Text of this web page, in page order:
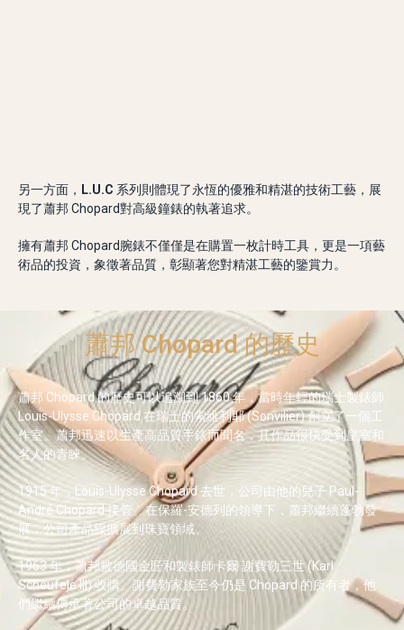
另一方面， L.U.C 系列則體現了永恆的優雅和精湛的技術工藝，展
現了蕭邦 Chopard對高級鐘錶的執著追求。
擁有蕭邦 Chopard腕錶不僅僅是在購置一枚計時工具，更是一項藝
術品的投資，象徵著品質，彰顯著您對精湛工藝的鑒賞力。
蕭邦 Chopard 的歷史
蕭邦 Chopard 的歷史可以追溯到 1860 年，當時年輕的瑞士製錶師
Louis-Ulysse Chopard 在瑞士的索維利耶 (Sonvilier) 創立了一個工
作室。蕭邦迅速以生產高品質手錶而聞名，其作品很快受到皇室和
名人的青睞。
1915 年，Louis-Ulysse Chopard 去世，公司由他的兒子 Paul-
André Chopard 接管。在保羅-安德列的領導下，蕭邦繼續蓬勃發
展，公司產品線擴展到珠寶領域。
1963 年，蕭邦被德國金匠和製錶師卡爾·謝費勒三世 (Karl
Scheufele III) 收購。謝費勒家族至今仍是 Chopard 的所有者，他
們繼續傳承著公司的卓越品質。